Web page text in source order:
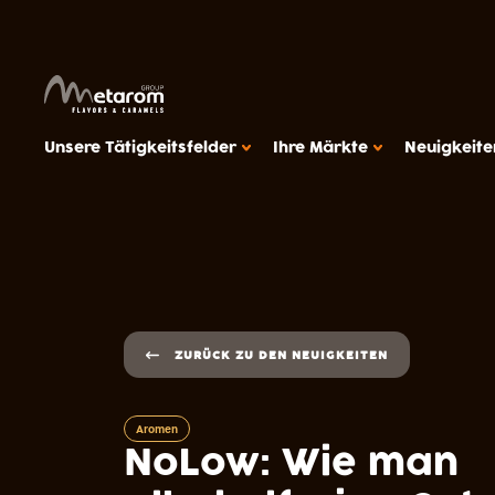
Unsere Tätigkeitsfelder
Produktionsmittel
Fallstudien
Ihre Märkte
MÄRKTE
Getreideprodukte
Eiscreme, Milchprodukte, pflanzliche
Getränke
ZURÜCK ZU DEN NEUIGKEITEN
Aromen
NoLow: Wie man